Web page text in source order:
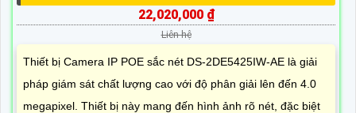
22,020,000 ₫
Liên hệ
Thiết bị Camera IP POE sắc nét DS-2DE5425IW-AE là giải
pháp giám sát chất lượng cao với độ phân giải lên đến 4.0
megapixel. Thiết bị này mang đến hình ảnh rõ nét, đặc biệt